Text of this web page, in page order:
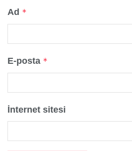
Ad *
E-posta *
İnternet sitesi